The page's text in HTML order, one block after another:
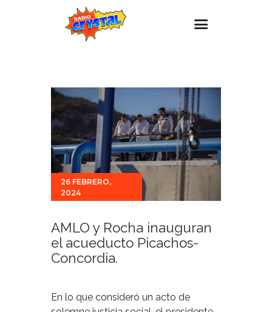
Estaciones
Eventos
Promociones
Noticias
Para ti
Contacto
26 FEBRERO,
2024
AMLO y Rocha inauguran
el acueducto Picachos-
Concordia.
En lo que consideró un acto de